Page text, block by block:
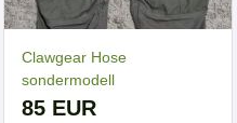
Clawgear Hose
sondermodell
85 EUR